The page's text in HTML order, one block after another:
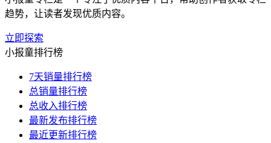
趋势，让读者发现优质内容。
立即探索
小报童排行榜
7天销量排行榜
总销量排行榜
总收入排行榜
最新发布排行榜
最近更新排行榜